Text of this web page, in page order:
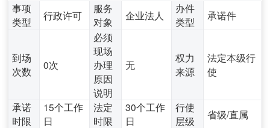
事项
类型
行政许可
服务
对象
企业法人
办件
类型
承诺件
到场
次数
0次
必须
现场
办理
原因
说明
无
权力
来源
法定本级行
使
承诺
时限
15个工作
日
法定
时限
30个工作
日
行使
层级
省级/直属